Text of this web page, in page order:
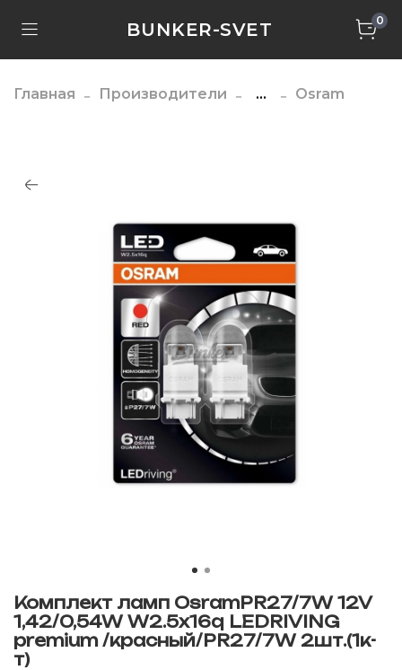
BUNKER-SVET 0
Главная Производители ... Osram
Комплект ламп OsramPR27/7W 12V
1,42/0,54W W2.5x16q LEDRIVING
premium /красный/PR27/7W 2шт.(1к-
т)